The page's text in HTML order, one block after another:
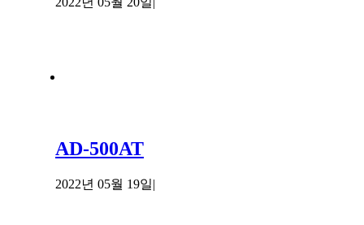
AD-500AT
2022년 05월 19일|